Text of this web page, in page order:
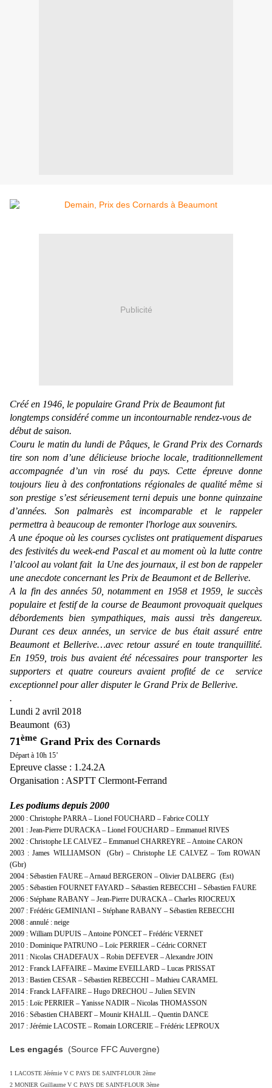
Publicité
Créé en 1946, le populaire Grand Prix de Beaumont fut
longtemps considéré comme un incontournable rendez-vous de
début de saison.
Couru le matin du lundi de Pâques, le Grand Prix des Cornards
tire son nom d’une délicieuse brioche locale, traditionnellement
accompagnée d’un vin rosé du pays. Cette épreuve donne
toujours lieu à des confrontations régionales de qualité même si
son prestige s’est sérieusement terni depuis une bonne quinzaine
d’années. Son palmarès est incomparable et le rappeler
permettra à beaucoup de remonter l'horloge aux souvenirs.
A une époque où les courses cyclistes ont pratiquement disparues
des festivités du week-end Pascal et au moment où la lutte contre
l’alcool au volant fait la Unedes journaux, il est bon de rappeler
une anecdote concernant les Prix de Beaumont et de Bellerive.
A la fin des années 50, notamment en 1958 et 1959, le succès
populaire et festif de la course de Beaumont provoquait quelques
débordements bien sympathiques, mais aussi très dangereux.
Durant ces deux années, un service de bus était assuré entre
Beaumont et Bellerive…avec retour assuré en toute tranquillité.
En 1959, trois bus avaient été nécessaires pour transporter les
supporters et quatre coureurs avaient profité de ce
service
exceptionnel pour aller disputer le Grand Prix de Bellerive.
.
Lundi 2 avril 2018
Beaumont (63)
71ème Grand Prix des Cornards
Départ à 10h 15’
Epreuve classe : 1.24.2A
Organisation : ASPTT Clermont-Ferrand
Les podiums depuis 2000
2000 : Christophe PARRA – Lionel FOUCHARD – Fabrice COLLY
2001 : Jean-Pierre DURACKA – Lionel FOUCHARD – Emmanuel RIVES
2002 : Christophe LE CALVEZ – Emmanuel CHARREYRE – Antoine CARON
2003 : James WILLIAMSON (Gbr) – Christophe LE CALVEZ – Tom ROWAN
(Gbr)
2004 : Sébastien FAURE – Arnaud BERGERON – Olivier DALBERG (Est)
2005 : Sébastien FOURNET FAYARD – Sébastien REBECCHI – Sébastien FAURE
2006 : Stéphane RABANY – Jean-Pierre DURACKA – Charles RIOCREUX
2007 : Frédéric GEMINIANI – Stéphane RABANY – Sébastien REBECCHI
2008 : annulé : neige
2009 : William DUPUIS – Antoine PONCET – Frédéric VERNET
2010 : Dominique PATRUNO – Loïc PERRIER – Cédric CORNET
2011 : Nicolas CHADEFAUX – Robin DEFEVER – Alexandre JOIN
2012 : Franck LAFFAIRE – Maxime EVEILLARD – Lucas PRISSAT
2013 : Bastien CESAR – Sébastien REBECCHI – Mathieu CARAMEL
2014 : Franck LAFFAIRE – Hugo DRECHOU – Julien SEVIN
2015 : Loïc PERRIER – Yanisse NADIR – Nicolas THOMASSON
2016 : Sébastien CHABERT – Mounir KHALIL – Quentin DANCE
2017 : Jérémie LACOSTE – Romain LORCERIE – Frédéric LEPROUX
Les engagés (Source FFC Auvergne)
1 LACOSTE Jérémie V C PAYS DE SAINT-FLOUR 2ème
2 MONIER Guillaume V C PAYS DE SAINT-FLOUR 3ème